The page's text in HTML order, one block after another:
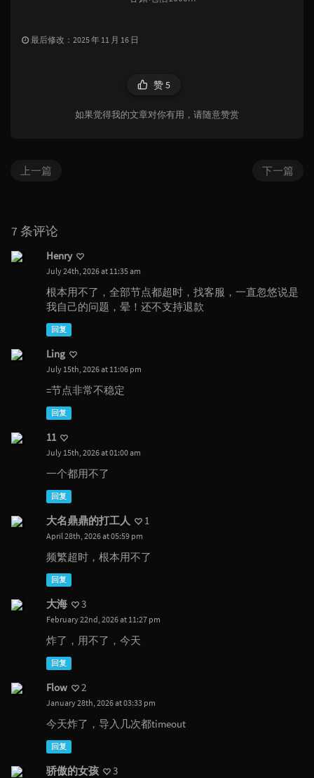
最后修改：2025 年 11 月 16 日
赞5
如果觉得我的文章对你有用，请随意赞赏
下一篇
上一篇
7 条评论
Henry
July 24th, 2026 at 11:35 am
根本用不了，全部节点都超时，找客服，一直忽悠说是
我自己的问题，晕！还不支持退款
回复
Ling
July 15th, 2026 at 11:06 pm
=节点非常不稳定
回复
11
July 15th, 2026 at 01:00 am
一个都用不了
回复
大名鼎鼎的打工人 1
April 28th, 2026 at 05:59 pm
频繁超时，根本用不了
回复
大海 3
February 22nd, 2026 at 11:27 pm
炸了，用不了，今天
回复
Flow 2
January 28th, 2026 at 03:33 pm
今天炸了，导入几次都timeout
回复
骄傲的女孩 3